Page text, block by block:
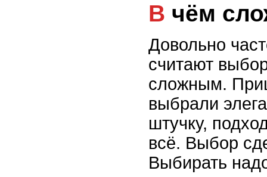
В чём
Довольно
считают
сложным.
выбрали
штучку,
всё. Выбор
Выбирать